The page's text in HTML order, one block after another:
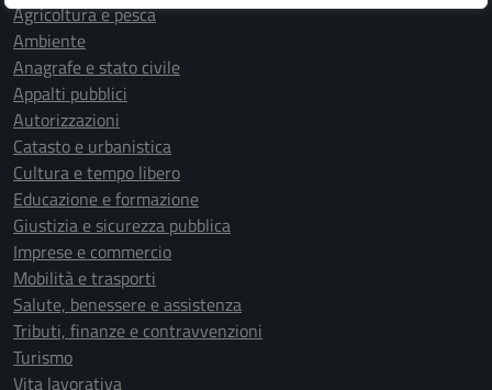
Agricoltura e pesca
Ambiente
Anagrafe e stato civile
Appalti pubblici
Autorizzazioni
Catasto e urbanistica
Cultura e tempo libero
Educazione e formazione
Giustizia e sicurezza pubblica
Imprese e commercio
Mobilità e trasporti
Salute, benessere e assistenza
Tributi, finanze e contravvenzioni
Turismo
Vita lavorativa